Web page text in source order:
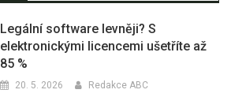
Legální software levněji? S
elektronickými licencemi ušetříte až
85 %
20. 5. 2026 Redakce ABC